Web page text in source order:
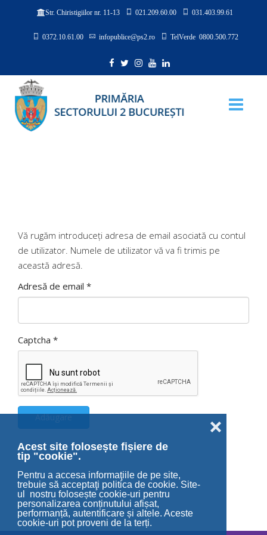
Acest site folosește fișiere de
tip "cookie".
Pentru a accesa informaţiile de pe site,
trebuie să acceptaţi politica de cookie. Site-
ul nostru folosește cookie-uri pentru
personalizarea conținutului afișat,
performanță, autentificare și altele. Aceste
cookie-uri pot proveni de la terți.
❌
Str. Chiristigiilor nr. 11-13 021.209.60.00 031.403.99.61
0372.10.61.00 infopublice@ps2.ro TelVerde 0800.500.772
Vă rugăm introduceți adresa de email asociată cu contul
de utilizator. Numele de utilizator vă va fi trimis pe
această adresă.
Adresă de email *
Captcha *
Adăugare